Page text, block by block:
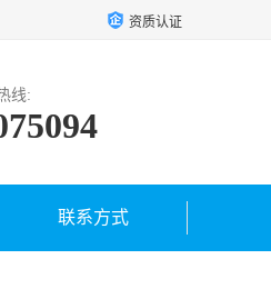
资质认证
线:
联系方式